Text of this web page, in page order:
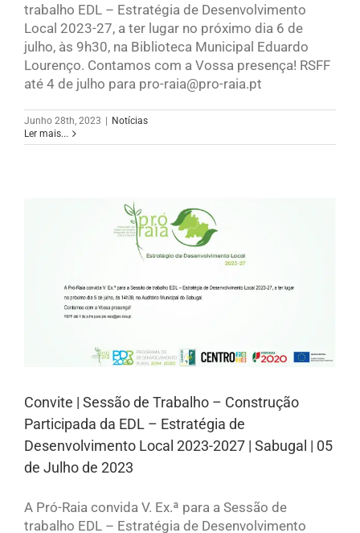
trabalho EDL – Estratégia de Desenvolvimento
Local 2023-27, a ter lugar no próximo dia 6 de
julho, às 9h30, na Biblioteca Municipal Eduardo
Lourenço. Contamos com a Vossa presença! RSFF
até 4 de julho para pro-raia@pro-raia.pt
Junho 28th, 2023
Notícias
Ler mais...
Convite | Sessão de Trabalho – Construção
Participada da EDL – Estratégia de
Desenvolvimento Local 2023-2027 | Sabugal | 05
de Julho de 2023
A Pró-Raia convida V. Ex.ª para a Sessão de
trabalho EDL – Estratégia de Desenvolvimento